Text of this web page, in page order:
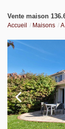
Louer
Estimer
Notre
Vente maison
Accueil Maisons